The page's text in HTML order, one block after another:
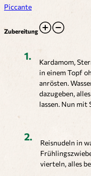
Piccante
Zubereitung
Kardamom,
in einem Topf
anrösten.
dazugeben,
lassen. Nun mit
Reisnudeln in
vierteln, alles